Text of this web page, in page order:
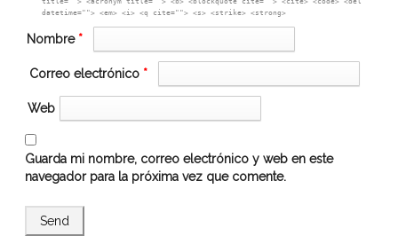
datetime=""> <em> <i> <q cite=""> <s> <strike> <strong>
Nombre *
Correo electrónico *
Web
Guarda mi nombre, correo electrónico y web en este
navegador para la próxima vez que comente.